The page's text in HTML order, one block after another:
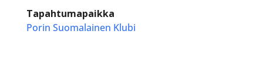
Tapahtumapaikka
Porin Suomalainen Klubi